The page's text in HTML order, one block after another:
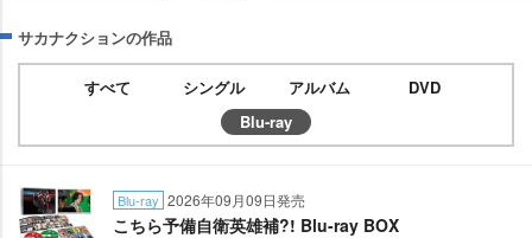
サカナクションの作品
すべて シングル アルバム
DVD
Blu-ray
Blu-ray 2026年09月09日発売
こちら予備自衛英雄補?! Blu-ray BOX